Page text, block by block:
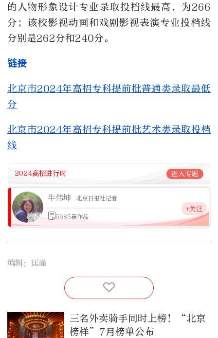
的人物形象设计专业录取投档线最高，为266
分；该校影视动画和戏剧影视表演专业投档线
分别是262分和240分。
链接
北京市2024年高招专科提前批普通类录取最低
分
北京市2024年高招专科提前批艺术类录取投档
线
2024高招进行时 进入专题
牛伟坤 北京日报社记者
5685篇作品
+关注
编辑：匡峰
三名外卖骑手同时上榜！“北京
榜样”7月榜单公布